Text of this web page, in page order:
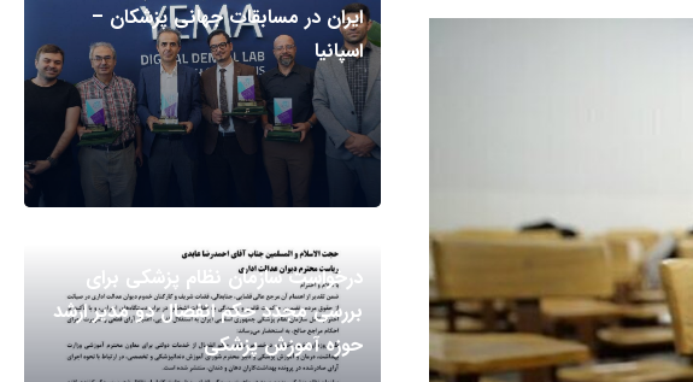
ایران در مسابقات جهانی پزشکان –
اسپانیا
درخواست سازمان نظام پزشکی برای
بررسی مجدد حکم انفصال دو مدیر ارشد
حوزه آموزش پزشکی